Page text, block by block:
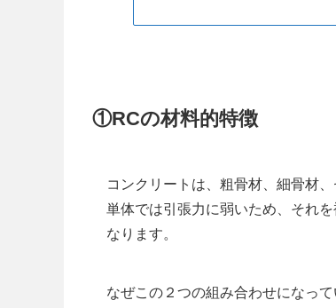
①RCの材料的特徴
コンクリートは、粗骨材、細骨材
単体では引張力に弱いため、それ
なります。
なぜこの２つの組み合わせになっ